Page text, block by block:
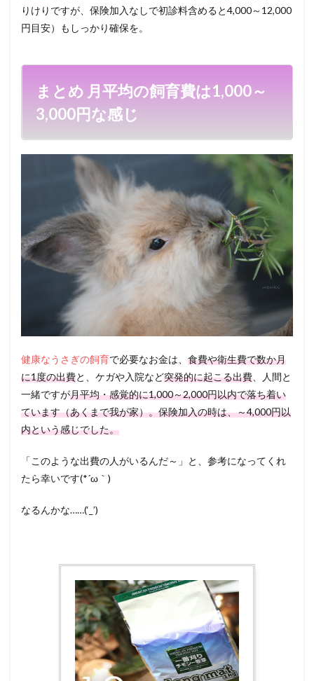
りけりですが、保険加入なしで初診料含めると4,000～12,000
円目安）もしっかり確保を。
まとめ 月平均の飼育費は1,000～
3,000円な感じ
健康なうさぎの飼育で必要なお金は、 食費や衛生費で数か月
に1度の出費と、ケガや入院など突発的に起こる出費 、人間と
一緒ですが月平均・感覚的に1,000～2,000円以内で落ち着い
ています（あくまで我が家）。保険加入の時は、～4,000円以
内という感じでした。
「このような出費の人がいるんだ～」と、参考になってくれ
たら幸いです(*´ω｀)
なるんかな……(‘_’)